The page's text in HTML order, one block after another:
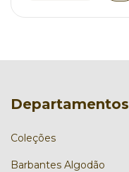
Departamentos
Coleções
Barbantes Algodão